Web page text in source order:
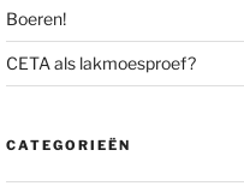
Boeren!
CETA als lakmoesproef?
CATEGORIEËN